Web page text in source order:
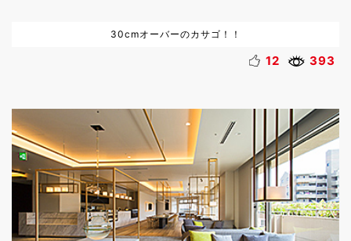
30cmオーバーのカサゴ！！
12 393